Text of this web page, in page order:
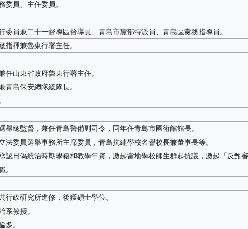
委員、主任委員。
委員兼二十一督導區督導員、青島市黨部特派員、青島區黨務指導員。
指揮兼魯東行署主任。
任山東省政府魯東行署主任。
青島保安總隊總隊長。
舉總監督，兼任青島警備副司令，同年任青島市國術館館長。
法委員選舉事務所主席委員，青島抗建學校名譽校長兼董事長等。
認日偽統治時期學籍和教學年資，激起當地學校師生群起抗議，激起「反甄審
。
行政研究所進修，後獲碩士學位。
系教授。
多。